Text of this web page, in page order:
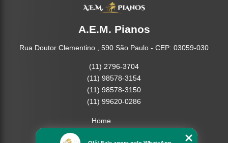
A.E.M. Pianos
Rua Doutor Clementino , 590 São Paulo - CEP: 03059-030
(11) 2796-3704
(11) 98578-3154
(11) 98578-3150
(11) 99620-0286
Home